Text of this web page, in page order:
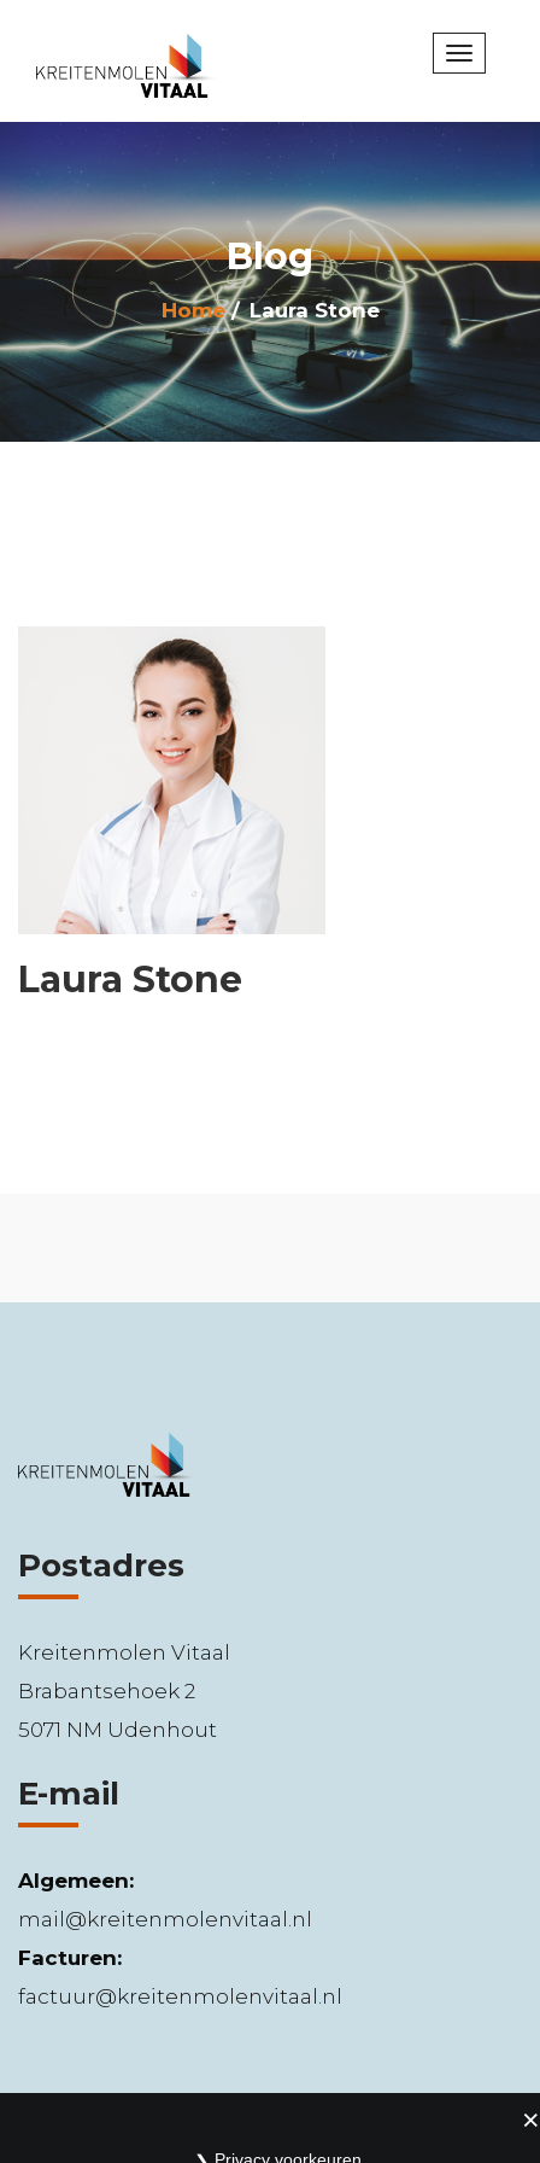
Blog
Home Laura Stone
Laura Stone
Postadres
Kreitenmolen Vitaal
Brabantsehoek 2
5071 NM Udenhout
E-mail
Algemeen:
mail@kreitenmolenvitaal.nl
Facturen:
factuur@kreitenmolenvitaal.nl